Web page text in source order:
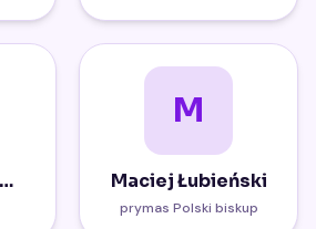
M
Maciej Łubieński
prymas Polski biskup